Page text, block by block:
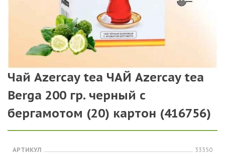
Чай Azercay tea ЧАЙ Azercay tea
Berga 200 гр. черный с
бергамотом (20) картон (416756)
АРТИКУЛ
33350